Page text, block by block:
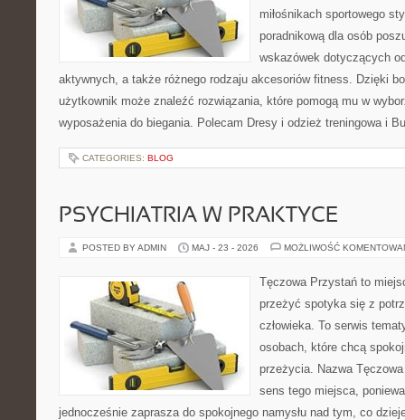
miłośnikach sportowego
poradnikową dla osób
wskazówek dotyczących
aktywnych, a także różnego rodzaju akcesoriów fitness. Dzięki
użytkownik może znaleźć rozwiązania, które pomogą mu w
wyposażenia do biegania. Polecam Dresy i odzież treningowa i
CATEGORIES: BLOG
PSYCHIATRIA W PRAKTYCE
POSTED BY ADMIN MAJ - 23 - 2026 MOŻLIWOŚĆ
Tęczowa Przystań to
przeżyć spotyka się z
człowieka. To serwis
osobach, które chcą
przeżycia. Nazwa
sens tego miejsca,
jednocześnie zaprasza do spokojnego namysłu nad tym, co